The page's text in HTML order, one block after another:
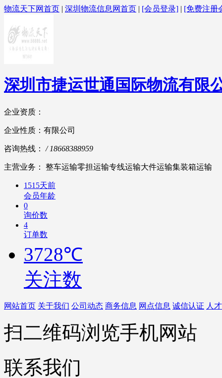
物流天下网首页 | 深圳物流信息网首页 | [会员登录] | [免费注册
深圳市捷运世通国际物流有限
企业资质：
企业性质：有限公司
咨询热线： / 18668388959
主营业务： 整车运输零担运输专线运输大件运输集装箱运输
1515天前
会员年龄
0
询价数
4
订单数
3728℃
关注数
网站首页 关于我们 公司动态 商务信息 网点信息 诚信认证 人
扫二维码浏览手机网站
联系我们